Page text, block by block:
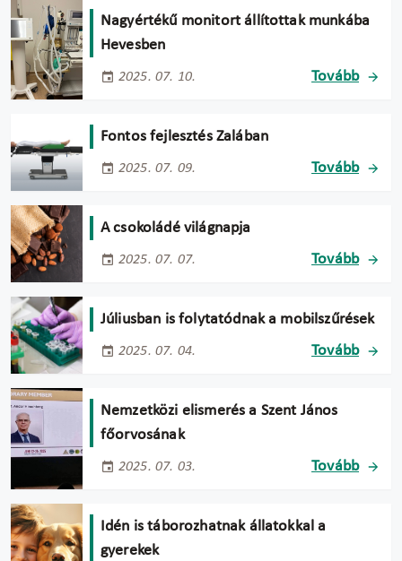
Nagyértékű monitort állítottak munkába
Hevesben
2025. 07. 10. Tovább
Fontos fejlesztés Zalában
2025. 07. 09. Tovább
A csokoládé világnapja
2025. 07. 07. Tovább
Júliusban is folytatódnak a mobilszűrések
2025. 07. 04. Tovább
Nemzetközi elismerés a Szent János
főorvosának
2025. 07. 03. Tovább
Idén is táborozhatnak állatokkal a
gyerekek